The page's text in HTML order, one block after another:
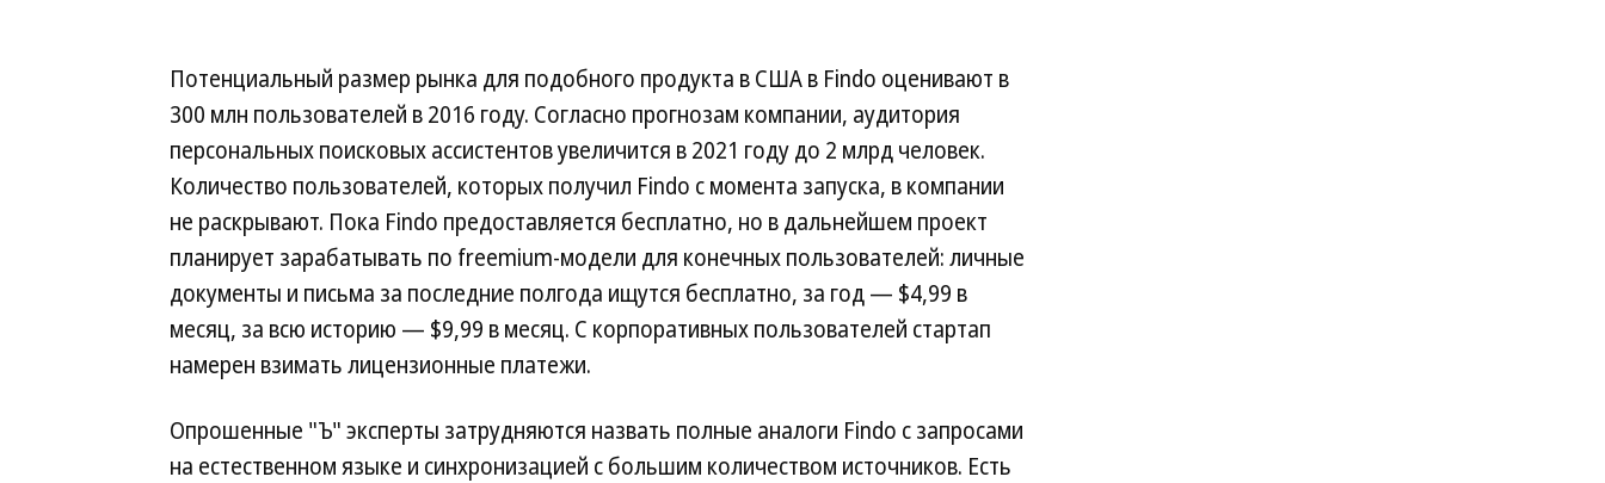
Потенциальный размер рынка для подобного продукта в США в Findo оценивают в
300 млн пользователей в 2016 году. Согласно прогнозам компании, аудитория
персональных поисковых ассистентов увеличится в 2021 году до 2 млрд человек.
Количество пользователей, которых получил Findo с момента запуска, в компании
не раскрывают. Пока Findo предоставляется бесплатно, но в дальнейшем проект
планирует зарабатывать по freemium-модели для конечных пользователей: личные
документы и письма за последние полгода ищутся бесплатно, за год — $4,99 в
месяц, за всю историю — $9,99 в месяц. С корпоративных пользователей стартап
намерен взимать лицензионные платежи.
Опрошенные "Ъ" эксперты затрудняются назвать полные аналоги Findo с запросами
на естественном языке и синхронизацией с большим количеством источников. Есть